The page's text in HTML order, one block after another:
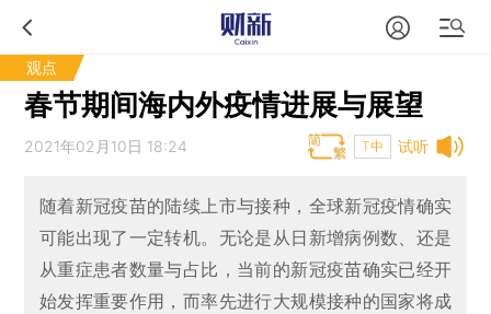
观点
春节期间海内外疫情进展与展望
试听
2021年02月10日 18:24 T中
随着新冠疫苗的陆续上市与接种，全球新冠疫情确实
可能出现了一定转机。无论是从日新增病例数、还是
从重症患者数量与占比，当前的新冠疫苗确实已经开
始发挥重要作用，而率先进行大规模接种的国家将成